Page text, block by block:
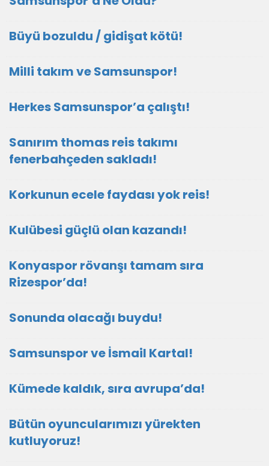
Büyü bozuldu / gidişat kötü!
Milli takım ve Samsunspor!
Herkes Samsunspor’a çalıştı!
Sanırım thomas reis takımı
fenerbahçeden sakladı!
Korkunun ecele faydası yok reis!
Kulübesi güçlü olan kazandı!
Konyaspor rövanşı tamam sıra
Rizespor’da!
Sonunda olacağı buydu!
Samsunspor ve İsmail Kartal!
Kümede kaldık, sıra avrupa’da!
Bütün oyuncularımızı yürekten
kutluyoruz!